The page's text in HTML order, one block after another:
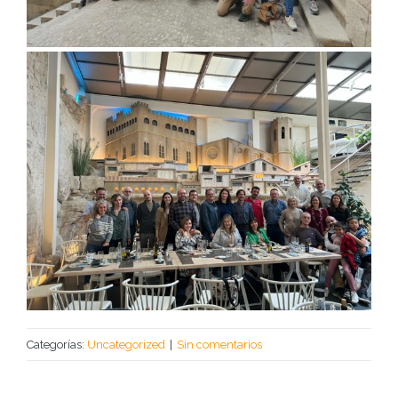
Categorías: Uncategorized Sin comentarios